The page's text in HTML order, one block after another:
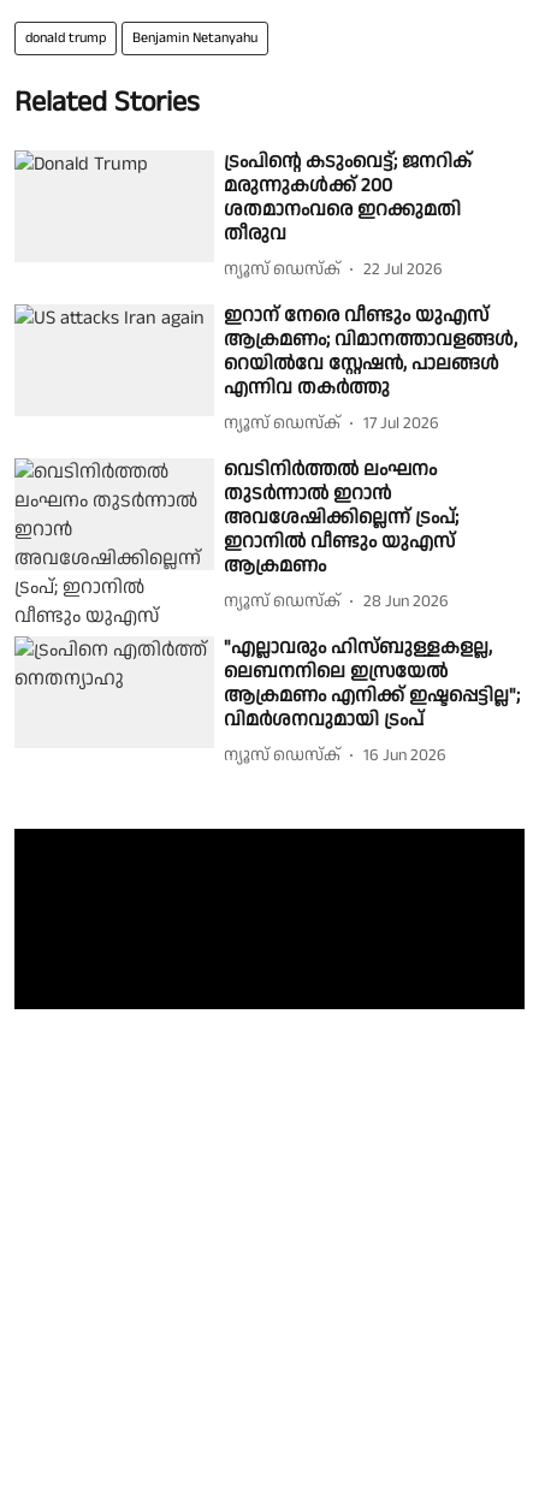
donald trump Benjamin Netanyahu
Related Stories
ട്രംപിന്റെ കടുംവെട്ട്; ജനറിക്
മരുന്നുകൾക്ക് 200
ശതമാനംവരെ ഇറക്കുമതി
തീരുവ
ന്യൂസ് ഡെസ്ക് 22 Jul 2026
ഇറാന് നേരെ വീണ്ടും യുഎസ്
ആക്രമണം; വിമാനത്താവളങ്ങൾ,
റെയിൽവേ സ്റ്റേഷൻ, പാലങ്ങൾ
എന്നിവ തകർത്തു
ന്യൂസ് ഡെസ്ക് 17 Jul 2026
വെടിനിര്‍ത്തല്‍ ലംഘനം
തുടര്‍ന്നാല്‍ ഇറാന്‍
അവശേഷിക്കില്ലെന്ന് ട്രംപ്;
ഇറാനില്‍ വീണ്ടും യുഎസ്
ആക്രമണം
ന്യൂസ് ഡെസ്ക് 28 Jun 2026
"എല്ലാവരും ഹിസ്ബുള്ളകളല്ല,
ലെബനനിലെ ഇസ്രയേല്‍
ആക്രമണം എനിക്ക് ഇഷ്ടപ്പെട്ടില്ല";
വിമര്‍ശനവുമായി ട്രംപ്
ന്യൂസ് ഡെസ്ക് 16 Jun 2026